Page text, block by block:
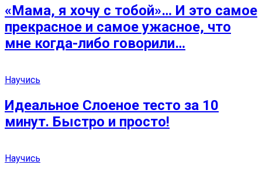
«Мама, я хочу с тобой»… И это самое
прекрасное и самое ужасное, что
мне когда-либо говорили…
Научись
Идеальное Слоеное тесто за 10
минут. Быстро и просто!
Научись